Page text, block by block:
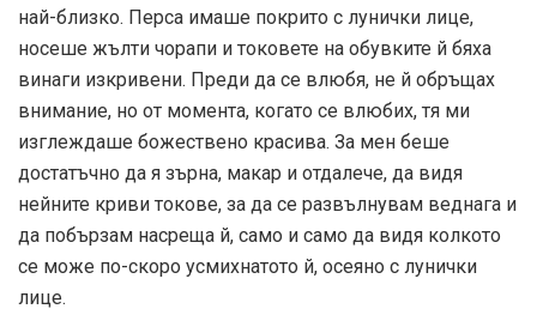
най-близко. Перса имаше покрито с лунички лице,
носеше жълти чорапи и токовете на обувките й бяха
винаги изкривени. Преди да се влюбя, не й обръщах
внимание, но от момента, когато се влюбих, тя ми
изглеждаше божествено красива. За мен беше
достатъчно да я зърна, макар и отдалече, да видя
нейните криви токове, за да се развълнувам веднага и
да побързам насреща й, само и само да видя колкото
се може по-скоро усмихнатото й, осеяно с лунички
лице.